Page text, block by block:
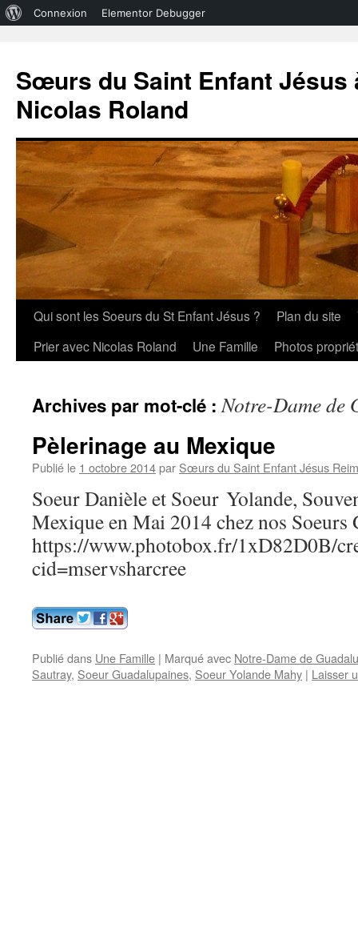
WordPress
Connexion Elementor Debugger
Sœurs du Saint Enfant Jésus
Nicolas Roland
Aller
Qui sont les Soeurs du St Enfant Jésus ? Plan du site
Prier avec Nicolas Roland
Une Famille Photos
Archives par mot-clé :Notre-Dame de
Pèlerinage au Mexique
Publié le 1 octobre 2014par Sœurs du Saint Enfant Jésus
Soeur Danièle et Soeur Yolande,
Mexique en Mai 2014 chez nos Soeurs
https://www.photobox.fr/1xD82D0B/
cid=mservsharcree
Publié dans Une Famille | Marqué avec Notre-Dame de
Sautray, Soeur Guadalupaines, Soeur Yolande Mahy | Laisser